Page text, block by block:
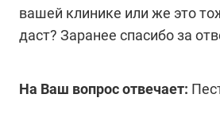
вашей клинике или же это
даст? Заранее спасибо за
На Ваш вопрос отвечает: